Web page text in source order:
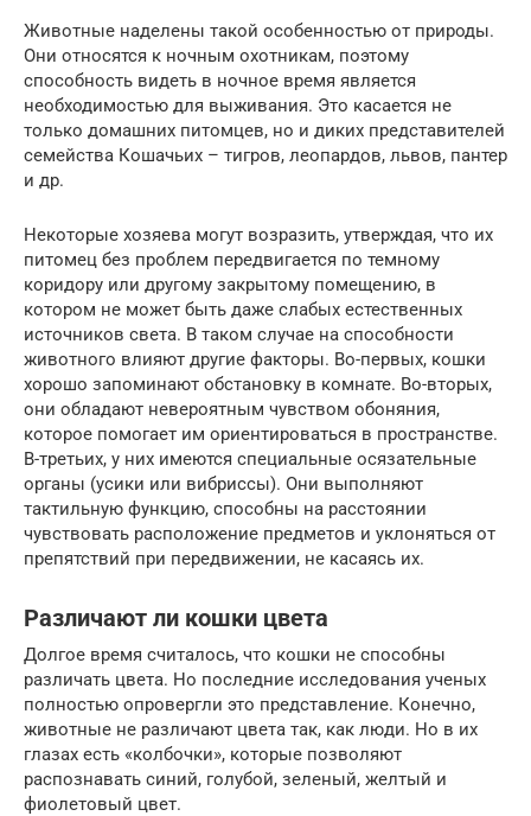
Животные наделены такой особенностью от природы.
Они относятся к ночным охотникам, поэтому
способность видеть в ночное время является
необходимостью для выживания. Это касается не
только домашних питомцев, но и диких представителей
семейства Кошачьих – тигров, леопардов, львов, пантер
и др.
Некоторые хозяева могут возразить, утверждая, что их
питомец без проблем передвигается по темному
коридору или другому закрытому помещению, в
котором не может быть даже слабых естественных
источников света. В таком случае на способности
животного влияют другие факторы. Во-первых, кошки
хорошо запоминают обстановку в комнате. Во-вторых,
они обладают невероятным чувством обоняния,
которое помогает им ориентироваться в пространстве.
В-третьих, у них имеются специальные осязательные
органы (усики или вибриссы). Они выполняют
тактильную функцию, способны на расстоянии
чувствовать расположение предметов и уклоняться от
препятствий при передвижении, не касаясь их.
Различают ли кошки цвета
Долгое время считалось, что кошки не способны
различать цвета. Но последние исследования ученых
полностью опровергли это представление. Конечно,
животные не различают цвета так, как люди. Но в их
глазах есть «колбочки», которые позволяют
распознавать синий, голубой, зеленый, желтый и
фиолетовый цвет.